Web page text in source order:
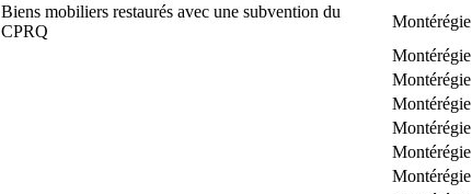
Biens mobiliers restaurés avec une subvention du
CPRQ
Montérégie
Montérégie
Montérégie
Montérégie
Montérégie
Montérégie
Montérégie